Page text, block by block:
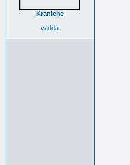
Kraniche
vadda